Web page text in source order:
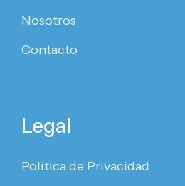
Nosotros
Contacto
Legal
Política de Privacidad